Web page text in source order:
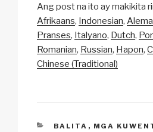
p
y
Li
n
ail c
e
b
o
at
s
A
Ang post na ito ay makikita
Afrikaans Indonesian
Pranses Italyano Dutch
Romanian Russian Hapon
Chinese (Traditional)
CATEGORIES
BALITA , MGA